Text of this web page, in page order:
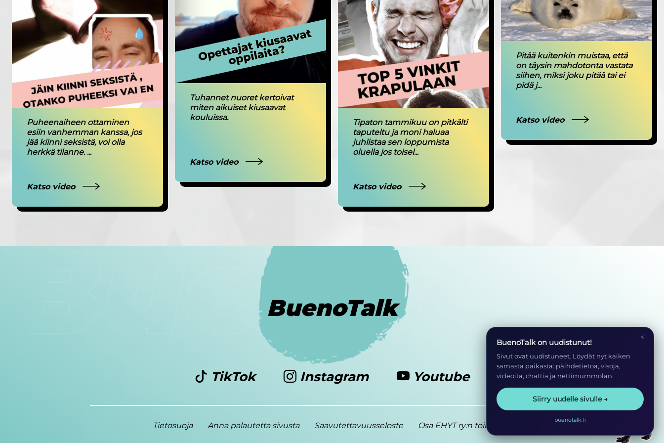
Puheenaiheen ottaminen
esiin vanhemman kanssa, jos
jää kiinni seksistä, voi olla
herkkä tilanne. ...
Katso video
Tuhannet nuoret kertoivat
miten aikuiset kiusaavat
kouluissa.
Katso video
Tipaton tammikuu on pitkälti
taputeltu ja moni haluaa
juhlistaa sen loppumista
oluella jos toisel...
Katso video
Pitää kuitenkin muistaa, että
on täysin mahdotonta vastata
siihen, miksi joku pitää tai ei
pidä j...
Katso video
BuenoTalk
TikTok Instagram Youtube
Tietosuoja Anna palautetta sivusta Saavutettavuusseloste Osa EHYT ry:n toimintaa
×
BuenoTalk on uudistunut!
Sivut ovat uudistuneet. Löydät nyt kaiken
samasta paikasta: päihdetietoa, visoja,
videoita, chattia ja nettimummolan.
Siirry uudelle sivulle →
buenotalk.fi